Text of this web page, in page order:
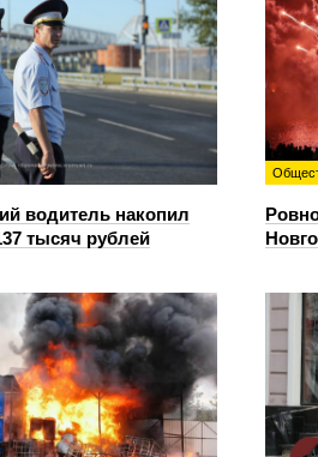
водитель накопил
тысяч рублей